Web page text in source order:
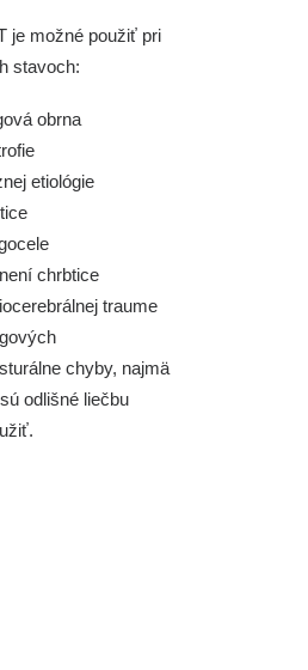
je možné použiť pri
stavoch:
obrna
etiológie
chrbtice
traume
chyby, najmä
odlišné liečbu